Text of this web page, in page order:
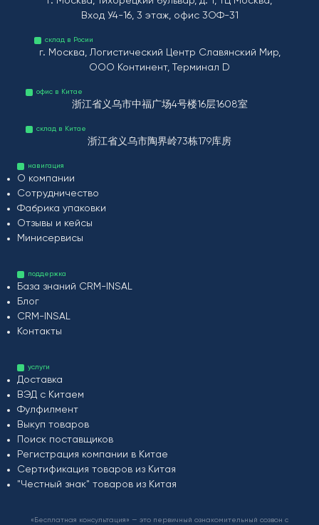
Вход У4-16, 3 этаж, офис 3ОФ-31
склад в Росии
г. Москва, Логистический Центр Славянский Мир,
ООО Континент, Терминал D
офис в Китае
浙江省义乌市中福广场4号楼16层1608室
склад в Китае
浙江省义乌市陶界岭73栋179库房
навигация
О компании
Сотрудничество
Фабрика упаковки
Отзывы и кейсы
Минисервисы
поддержка
База знаний CRM-INSAL
Блог
CRM-INSAL
Контакты
услуги
Доставка
ВЭД с Китаем
Фулфилмент
Выкуп товаров
Поиск поставщиков
Регистрация компании в Китае
Сертификация товаров из Китая
"Честный знак" товаров из Китая
«Бесплатная консультация» — это первичный ознакомительный созвон с